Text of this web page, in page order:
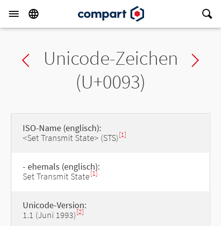
Previous char
Unicode-Zeichen
(U+0093)
ISO-Name (englisch):
<Set Transmit State> (STS)[1]
- ehemals (englisch):
Set Transmit State[1]
Unicode-Version:
1.1 (Juni 1993)[2]